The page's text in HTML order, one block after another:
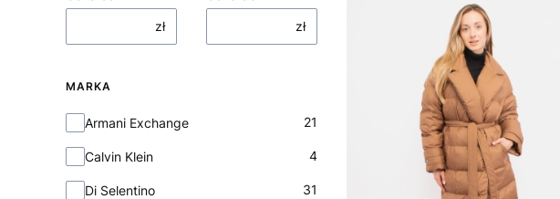
zł
zł
MARKA
Marka
Armani Exchange 21
Calvin Klein 4
Di Selentino 31